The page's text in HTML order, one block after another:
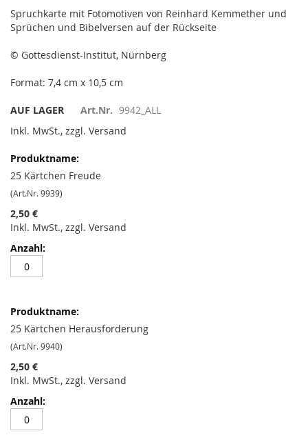
Spruchkarte mit Fotomotiven von Reinhard Kemmether und
Sprüchen und Bibelversen auf der Rückseite
© Gottesdienst-Institut, Nürnberg
Format: 7,4 cm x 10,5 cm
AUF LAGER Art.Nr. 9942_ALL
Inkl. MwSt., zzgl. Versand
Produkte
-
25 Kärtchen Freude
(Art.Nr. 9939)
2,50 €
Inkl. MwSt., zzgl. Versand
25 Kärtchen Herausforderung
(Art.Nr. 9940)
2,50 €
Inkl. MwSt., zzgl. Versand